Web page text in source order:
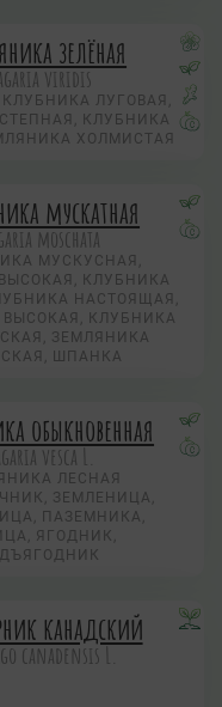
зелёная
viridis
ЛУГОВАЯ,
КЛУБНИКА
ХОЛМИСТАЯ
мускатная
moschata
МУСКУСНАЯ,
КЛУБНИКА
НАСТОЯЩАЯ,
КЛУБНИКА
ЗЕМЛЯНИКА
ШПАНКА
обыкновенная
vesca L.
ЛЕСНАЯ
ЗЕМЛЕНИЦА,
ПАЗЕМНИКА,
ЯГОДНИК,
канадский
canadensis L.